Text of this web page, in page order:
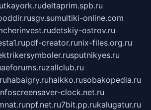
deltaprim.spb.ru
sgv.sumultiki-online.com
cherinvest.rudetskiy-ostrov.ru
pdf-creator.runix-files.org.ru
sputnikyes.ru
aeforums.ruzallclub.ru
habaigry.ruhaikko.rusobakopedia.ru
screensaver-clock.net.ru
npf.net.ru7bit.pp.rukalugatur.ru